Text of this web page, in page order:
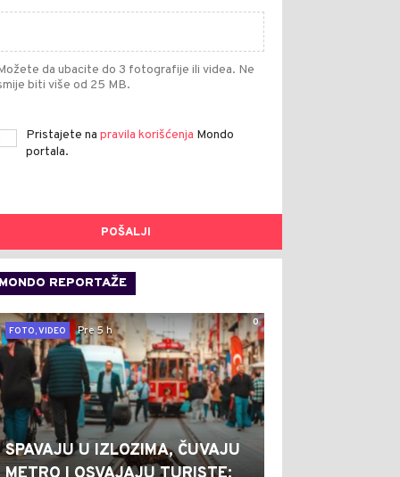
da ubacite do 3 fotografije ili videa. Ne
biti više od 25 MB.
Pristajete na pravila korišćenja Mondo
portala.
POŠALJI
MONDO REPORTAŽE
0
FOTO, VIDEO
Pre 5 h
SPAVAJU U IZLOZIMA, ČUVAJU